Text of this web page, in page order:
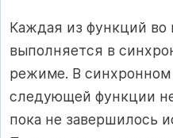
Каждая из функций во
выполняется в
режиме. В
следующей функции
пока не завершилось